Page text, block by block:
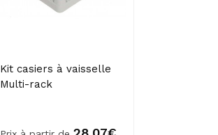
Kit casiers à vaisselle
Multi-rack